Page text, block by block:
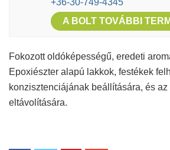
+36-30-749-4345
A BOLT TOVÁBBI
Fokozott oldóképességű, eredeti
Epoxiészter alapú lakkok, festékek
konzisztenciájának beállítására, és
eltávolítására.